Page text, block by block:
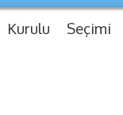
Seçimi